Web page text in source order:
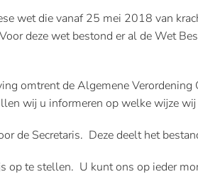
wet die vanaf 25 mei 2018 van
deze wet bestond er al de Wet
omtrent de Algemene
wij u informeren op welke wijze
de Secretaris. Deze deelt het
op te stellen. U kunt ons op ieder